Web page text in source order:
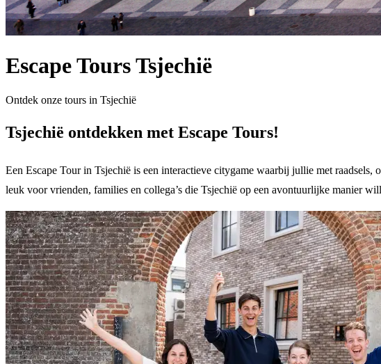
Escape Tours Tsjechië
Ontdek onze tours in Tsjechië
Tsjechië ontdekken met Escape Tours!
Een Escape Tour in Tsjechië is een interactieve citygame waarbij jullie met
leuk voor vrienden, families en collega’s die Tsjechië op een avontuurlijke manier